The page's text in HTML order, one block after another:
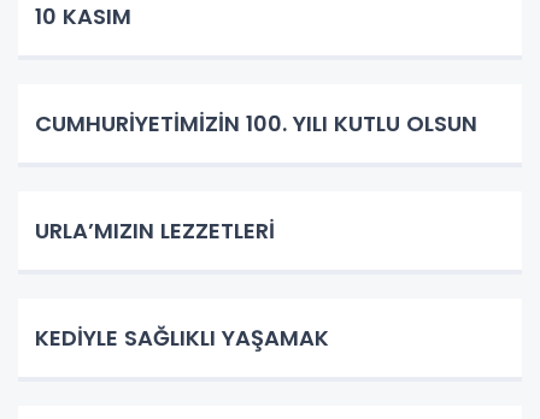
10 KASIM
CUMHURİYETİMİZİN 100. YILI KUTLU OLSUN
URLA’MIZIN LEZZETLERİ
KEDİYLE SAĞLIKLI YAŞAMAK